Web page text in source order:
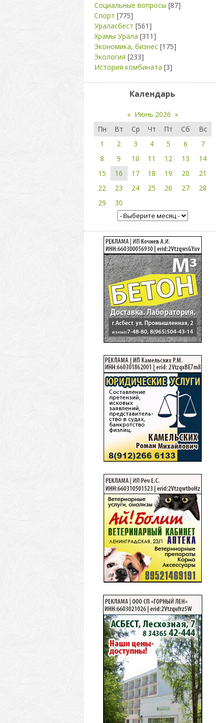
Социальные вопросы [87]
Спорт [775]
Ураласбест [561]
Храмы Урала [311]
Экономика, бизнес [175]
Экология [233]
История комбината [3]
Календарь
« Июнь 2026 »
Пн
Вт Ср Чт Пт Сб
Вс
1
2 3 4 5 6
7
8
9 10 11 12 13
14
15
16 17 18 19 20
21
22
23 24 25 26 27
28
29
30